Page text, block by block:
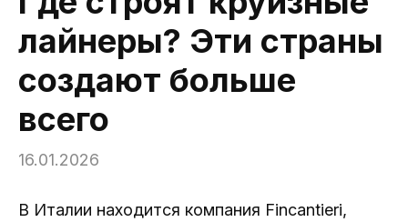
лайнеры? Эти страны
создают больше
всего
16.01.2026
В Италии находится компания Fincantieri,